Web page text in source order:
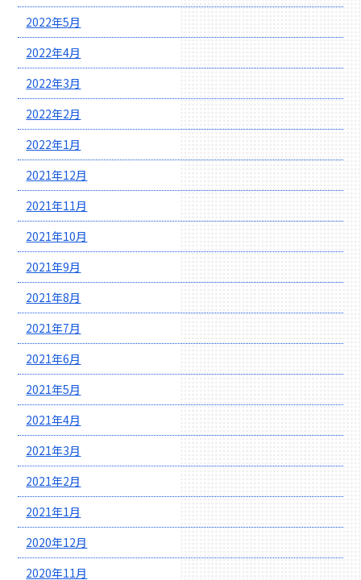
2022年5月
2022年4月
2022年3月
2022年2月
2022年1月
2021年12月
2021年11月
2021年10月
2021年9月
2021年8月
2021年7月
2021年6月
2021年5月
2021年4月
2021年3月
2021年2月
2021年1月
2020年12月
2020年11月